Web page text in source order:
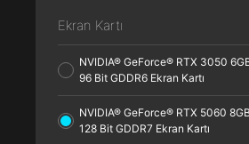
Ekran Kartı
NVIDIA® GeForce® RTX 3050
96 Bit GDDR6 Ekran Kartı
NVIDIA® GeForce® RTX 5060 8GB
128 Bit GDDR7 Ekran Kartı